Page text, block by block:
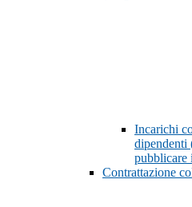
Incarichi
dipendenti
pubblicare
Contrattazione